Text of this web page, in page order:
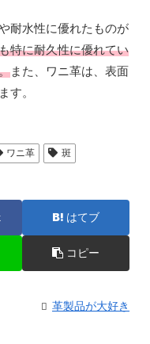
耐水性に優れたものが
特に耐久性に優れてい
また、ワニ革は、表面
す。
ワニ革
斑
はてブ
コピー
革製品が大好き